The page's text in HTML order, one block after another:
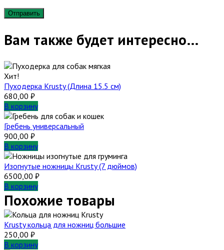
Вам также будет интересно…
Хит!
Пуходерка Krusty (Длина 15.5 см)
680,00 ₽
В корзину
Гребень универсальный
900,00 ₽
В корзину
Изогнутые ножницы Krusty (7 дюймов)
6500,00 ₽
В корзину
Похожие товары
Krusty кольца для ножниц большие
250,00 ₽
В корзину